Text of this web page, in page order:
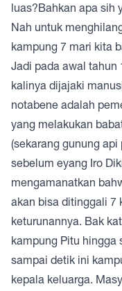
luas?Bahkan apa sih
Nah untuk
kampung 7 mari kita
Jadi pada awal tahun
kalinya dijajaki
notabene adalah
yang melakukan
(sekarang gunung
sebelum eyang Iro
mengamanatkan
akan bisa ditinggali 7
keturunannya. Bak
kampung Pitu hingga
sampai detik ini
kepala keluarga.